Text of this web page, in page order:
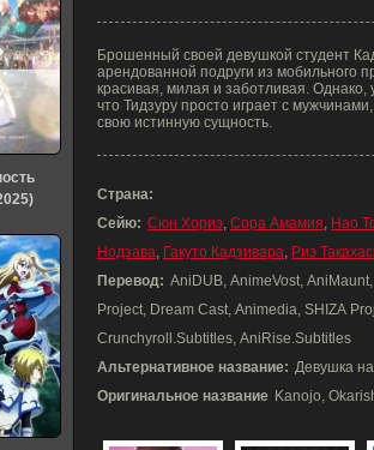
Брошенный своей девушкой студент
арендованной подруги из мобильного
красивая, милая и заботливая.
что Тидзуру просто играет с
свою истинную сущность.
Страна:
Сейю: Сюн Хориэ, Сора Амамия, Нао
Нодзава, Гакуто Кадзивара, Риэ
Перевод: AniDUB, AnimeVost,
Project, Dream Cast, Animedia, SHIZA
Crunchyroll.Subtitles, AniRise.Subtitles
Альтернативное название: Девушка
Оригинальное название Kanojo,